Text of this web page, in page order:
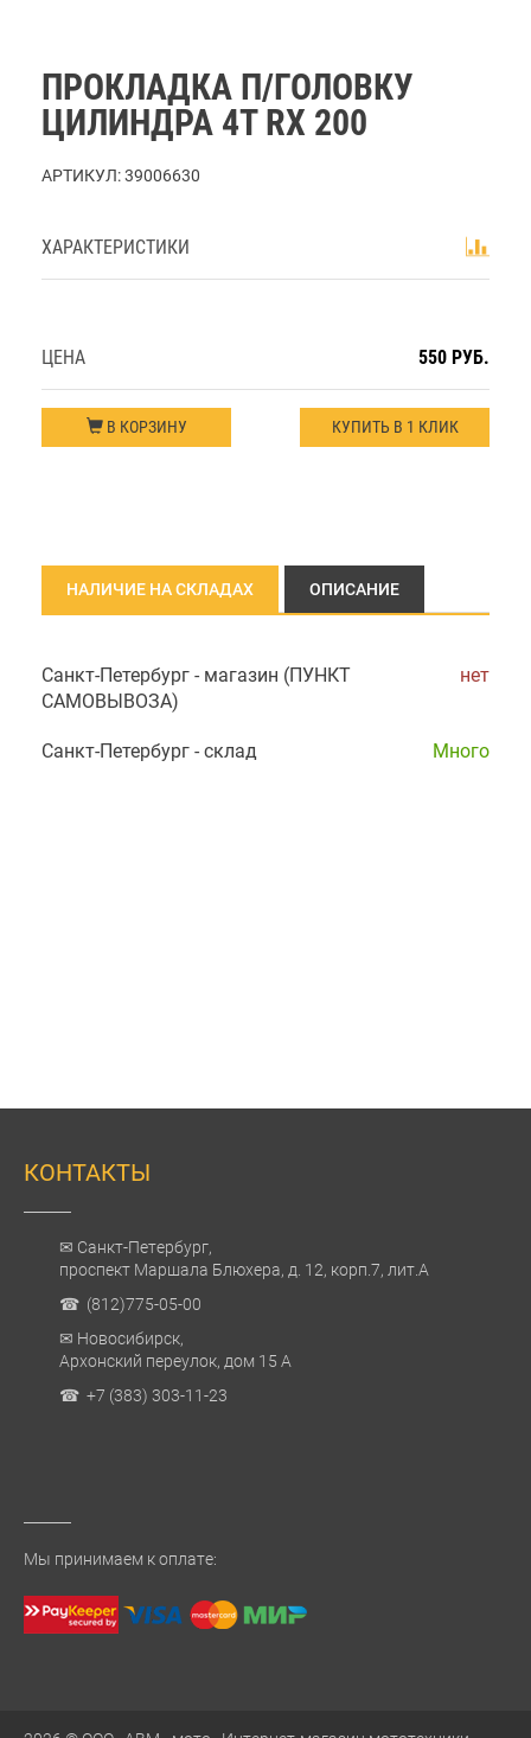
ПРОКЛАДКА П/ГОЛОВКУ
ЦИЛИНДРА 4Т RX 200
АРТИКУЛ:39006630
ХАРАКТЕРИСТИКИ
ЦЕНА 550 РУБ.
В КОРЗИНУ КУПИТЬ В 1 КЛИК
НАЛИЧИЕ НА СКЛАДАХ ОПИСАНИЕ
Санкт-Петербург - магазин (ПУНКТ
САМОВЫВОЗА)
нет
Санкт-Петербург - склад Много
КОНТАКТЫ
✉ Санкт-Петербург,
проспект Маршала Блюхера, д. 12, корп.7, лит.А
☎ (812)775-05-00
✉ Новосибирск,
Архонский переулок, дом 15 А
☎ +7 (383) 303-11-23
Мы принимаем к оплате: